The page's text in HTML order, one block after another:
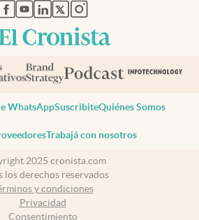
abre en nueva pestaña
abre en nueva pestaña
abre en nueva pestaña
abre en nueva pestaña
abre en nueva pestaña
WhatsAppSuscribiteQuiénes Somos
Trabajá con nosotros
2025 cronista.com
los derechos reservados
y condiciones
Privacidad
Consentimiento